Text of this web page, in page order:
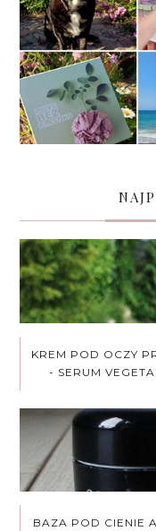
KREM POD OCZY
- SERUM
BAZA POD CIENIE